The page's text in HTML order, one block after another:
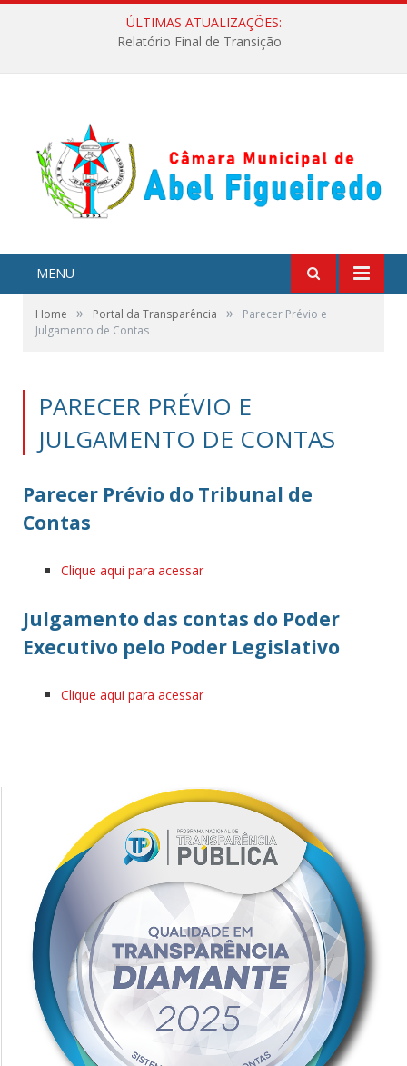
ÚLTIMAS ATUALIZAÇÕES:
Relatório Final de Transição
MENU
Home » Portal da Transparência »
Parecer Prévio e
Julgamento de Contas
PARECER PRÉVIO E
JULGAMENTO DE CONTAS
Parecer Prévio do Tribunal de
Contas
Clique aqui para acessar
Julgamento das contas do Poder
Executivo pelo Poder Legislativo
Clique aqui para acessar